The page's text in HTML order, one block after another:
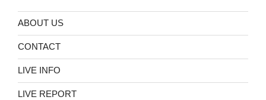
ABOUT US
CONTACT
LIVE INFO
LIVE REPORT